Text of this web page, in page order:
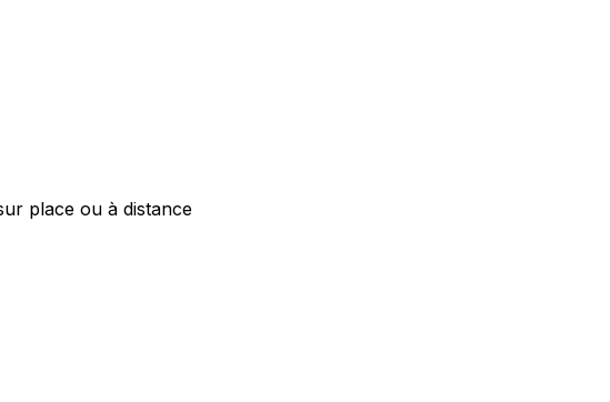
place ou à distance